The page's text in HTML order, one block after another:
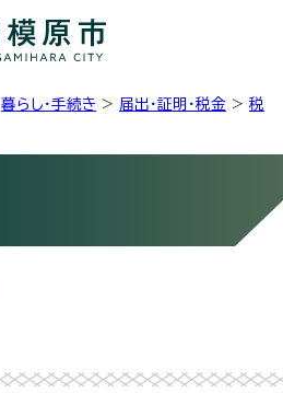
暮らし・手続き > 届出・証明・税金 > 税